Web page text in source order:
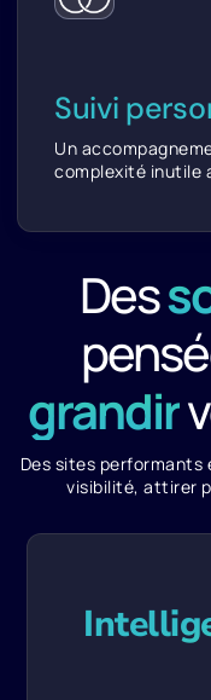
Suivi
Un
complexité inutile
Des
grandir
Des sites performants
visibilité, attirer